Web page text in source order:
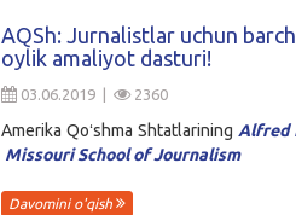
AQSh: Jurnalistlar uchun
oylik amaliyot dasturi!
03.06.2019 | 2360
Amerika Qoʻshma Shtatlarining Alfred
Missouri School of Journalism
Davomini o'qish